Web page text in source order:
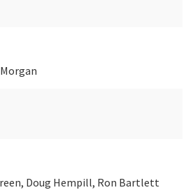
Doug Hempill, Ron Bartlett